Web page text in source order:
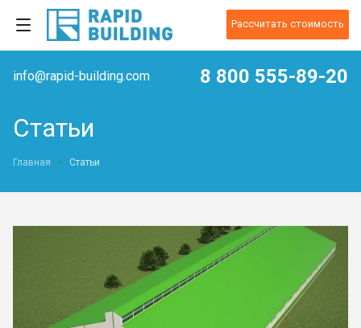
Рассчитать стоимость
info@rapid-building.com 8 800 555-89-20
Статьи
Главная Статьи